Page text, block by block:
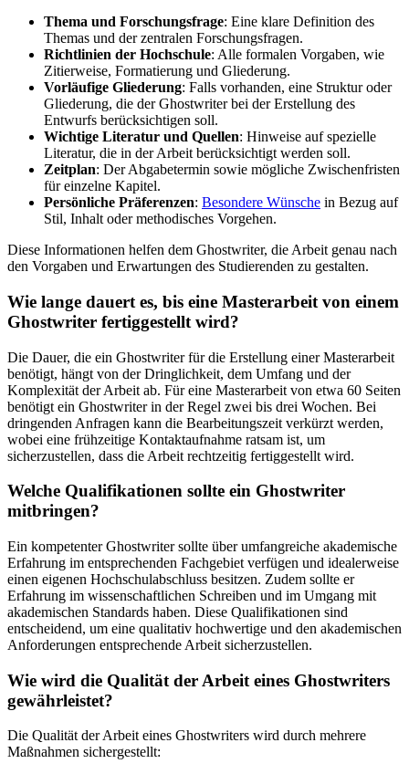
Thema und Forschungsfrage: Eine klare Definition des
Themas und der zentralen Forschungsfragen.
Richtlinien der Hochschule: Alle formalen Vorgaben, wie
Zitierweise, Formatierung und Gliederung.
Vorläufige Gliederung: Falls vorhanden, eine Struktur oder
Gliederung, die der Ghostwriter bei der Erstellung des
Entwurfs berücksichtigen soll.
Wichtige Literatur und Quellen: Hinweise auf spezielle
Literatur, die in der Arbeit berücksichtigt werden soll.
Zeitplan: Der Abgabetermin sowie mögliche Zwischenfristen
für einzelne Kapitel.
Persönliche Präferenzen: Besondere Wünsche in Bezug auf
Stil, Inhalt oder methodisches Vorgehen.
Diese Informationen helfen dem Ghostwriter, die Arbeit genau nach
den Vorgaben und Erwartungen des Studierenden zu gestalten.
Wie lange dauert es, bis eine Masterarbeit von einem
Ghostwriter fertiggestellt wird?
Die Dauer, die ein Ghostwriter für die Erstellung einer Masterarbeit
benötigt, hängt von der Dringlichkeit, dem Umfang und der
Komplexität der Arbeit ab. Für eine Masterarbeit von etwa 60 Seiten
benötigt ein Ghostwriter in der Regel zwei bis drei Wochen. Bei
dringenden Anfragen kann die Bearbeitungszeit verkürzt werden,
wobei eine frühzeitige Kontaktaufnahme ratsam ist, um
sicherzustellen, dass die Arbeit rechtzeitig fertiggestellt wird.
Welche Qualifikationen sollte ein Ghostwriter
mitbringen?
Ein kompetenter Ghostwriter sollte über umfangreiche akademische
Erfahrung im entsprechenden Fachgebiet verfügen und idealerweise
einen eigenen Hochschulabschluss besitzen. Zudem sollte er
Erfahrung im wissenschaftlichen Schreiben und im Umgang mit
akademischen Standards haben. Diese Qualifikationen sind
entscheidend, um eine qualitativ hochwertige und den akademischen
Anforderungen entsprechende Arbeit sicherzustellen.
Wie wird die Qualität der Arbeit eines Ghostwriters
gewährleistet?
Die Qualität der Arbeit eines Ghostwriters wird durch mehrere
Maßnahmen sichergestellt: